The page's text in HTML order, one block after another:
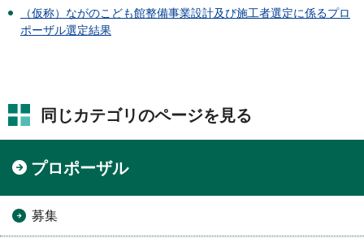
（仮称）ながのこども館整備事業設計及び施工者選定に係るプロ
ポーザル選定結果
同じカテゴリのページを見る
プロポーザル
募集